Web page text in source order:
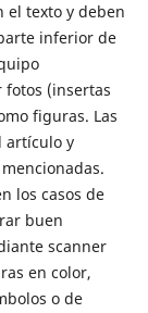
el texto y deben
inferior de
fotos (insertas
figuras. Las
artículo y
los casos de
buen
scanner
en color,
o de